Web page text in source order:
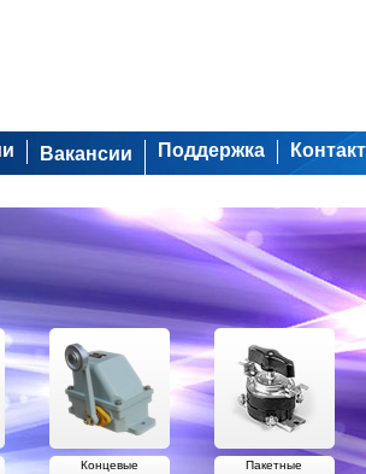
Вакансии Поддержка
Концевые
Пакетные